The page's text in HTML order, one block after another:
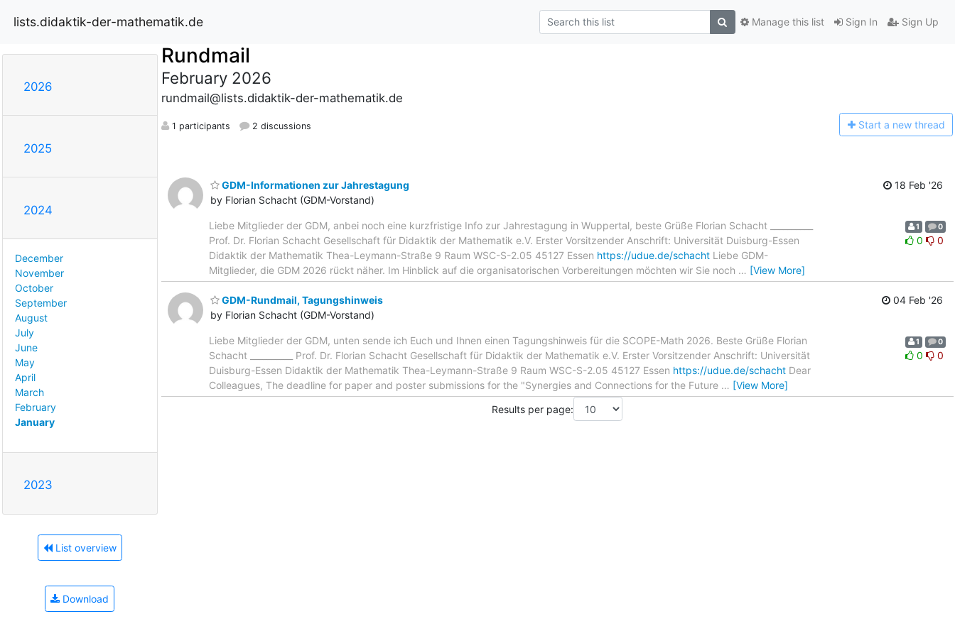
lists.didaktik-der-mathematik.de Sign In Sign Up
Manage this list
2026
2025
2024
December
November
October
September
August
July
June
May
April
March
February
January
2023
List overview
Download
Rundmail
February 2026
rundmail@lists.didaktik-der-mathematik.de
1 participants 2 discussions Start a new thread
GDM-Informationen zur Jahrestagung
by Florian Schacht (GDM-Vorstand)
18 Feb '26
Liebe Mitglieder der GDM, anbei noch eine kurzfristige Info zur Jahrestagung in Wuppertal, beste Grüße Florian Schacht __________
Prof. Dr. Florian Schacht Gesellschaft für Didaktik der Mathematik e.V. Erster Vorsitzender Anschrift: Universität Duisburg-Essen
Didaktik der Mathematik Thea-Leymann-Straße 9 Raum WSC-S-2.05 45127 Essen https://udue.de/schacht Liebe GDM-
Mitglieder, die GDM 2026 rückt näher. Im Hinblick auf die organisatorischen Vorbereitungen möchten wir Sie noch … [View More]
1 0
0 0
GDM-Rundmail, Tagungshinweis
by Florian Schacht (GDM-Vorstand)
04 Feb '26
Liebe Mitglieder der GDM, unten sende ich Euch und Ihnen einen Tagungshinweis für die SCOPE-Math 2026. Beste Grüße Florian
Schacht __________ Prof. Dr. Florian Schacht Gesellschaft für Didaktik der Mathematik e.V. Erster Vorsitzender Anschrift: Universität
Duisburg-Essen Didaktik der Mathematik Thea-Leymann-Straße 9 Raum WSC-S-2.05 45127 Essen https://udue.de/schacht Dear
Colleagues, The deadline for paper and poster submissions for the "Synergies and Connections for the Future … [View More]
1 0
0 0
Results per page: